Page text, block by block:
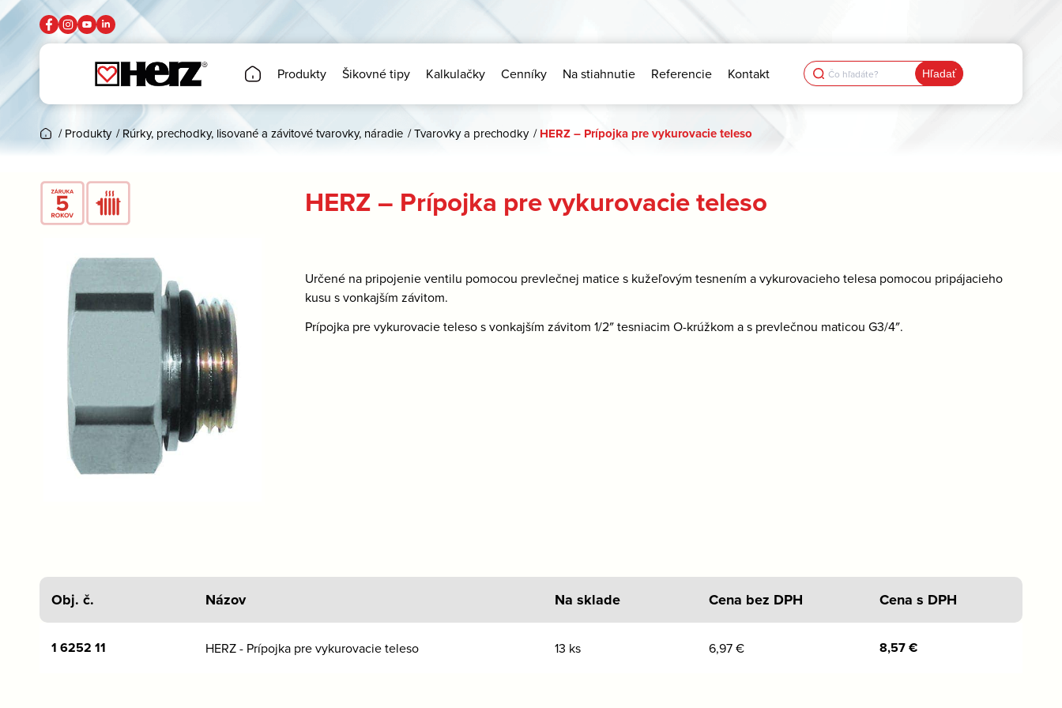
Produkty Šikovné tipy Kalkulačky Cenníky Na stiahnutie Referencie Kontakt Search
for:
/ Produkty / Rúrky, prechodky, lisované a závitové tvarovky, náradie /Tvarovky a prechodky / HERZ – Prípojka pre vykurovacie teleso
HERZ – Prípojka pre vykurovacie teleso
Určené na pripojenie ventilu pomocou prevlečnej matice s kužeľovým tesnením a vykurovacieho telesa pomocou pripájacieho
kusu s vonkajším závitom.
Prípojka pre vykurovacie teleso s vonkajším závitom 1/2″ tesniacim O-krúžkom a s prevlečnou maticou G3/4″.
Obj. č. Názov Na sklade Cena bez DPH Cena s DPH
1 6252 11 HERZ - Prípojka pre vykurovacie teleso 13 ks 6,97€ 8,57€